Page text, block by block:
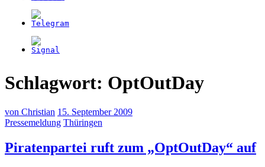
Schlagwort: OptOutDay
von Christian 15. September 2009
Pressemeldung Thüringen
Piratenpartei ruft zum „OptOutDay“ auf